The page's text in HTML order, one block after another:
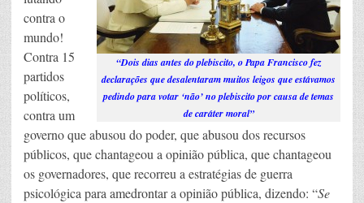
“Dois dias antes do plebiscito, o Papa Francisco fez
declarações que desalentaram muitos leigos que estávamos
pedindo para votar ‘não’ no plebiscito por causa de temas
de caráter moral”
contra o
mundo!
Contra 15
partidos
políticos,
contra um
governo que abusou do poder, que abusou dos recursos
públicos, que chantageou a opinião pública, que chantageou
os governadores, que recorreu a estratégias de guerra
psicológica para amedrontar a opinião pública, dizendo: “Se